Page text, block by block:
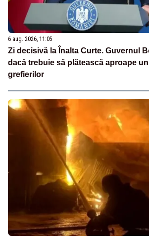
6 aug. 2026, 11:05
Zi decisivă la Înalta Curte. Guvernul
dacă trebuie să plătească aproape
grefierilor